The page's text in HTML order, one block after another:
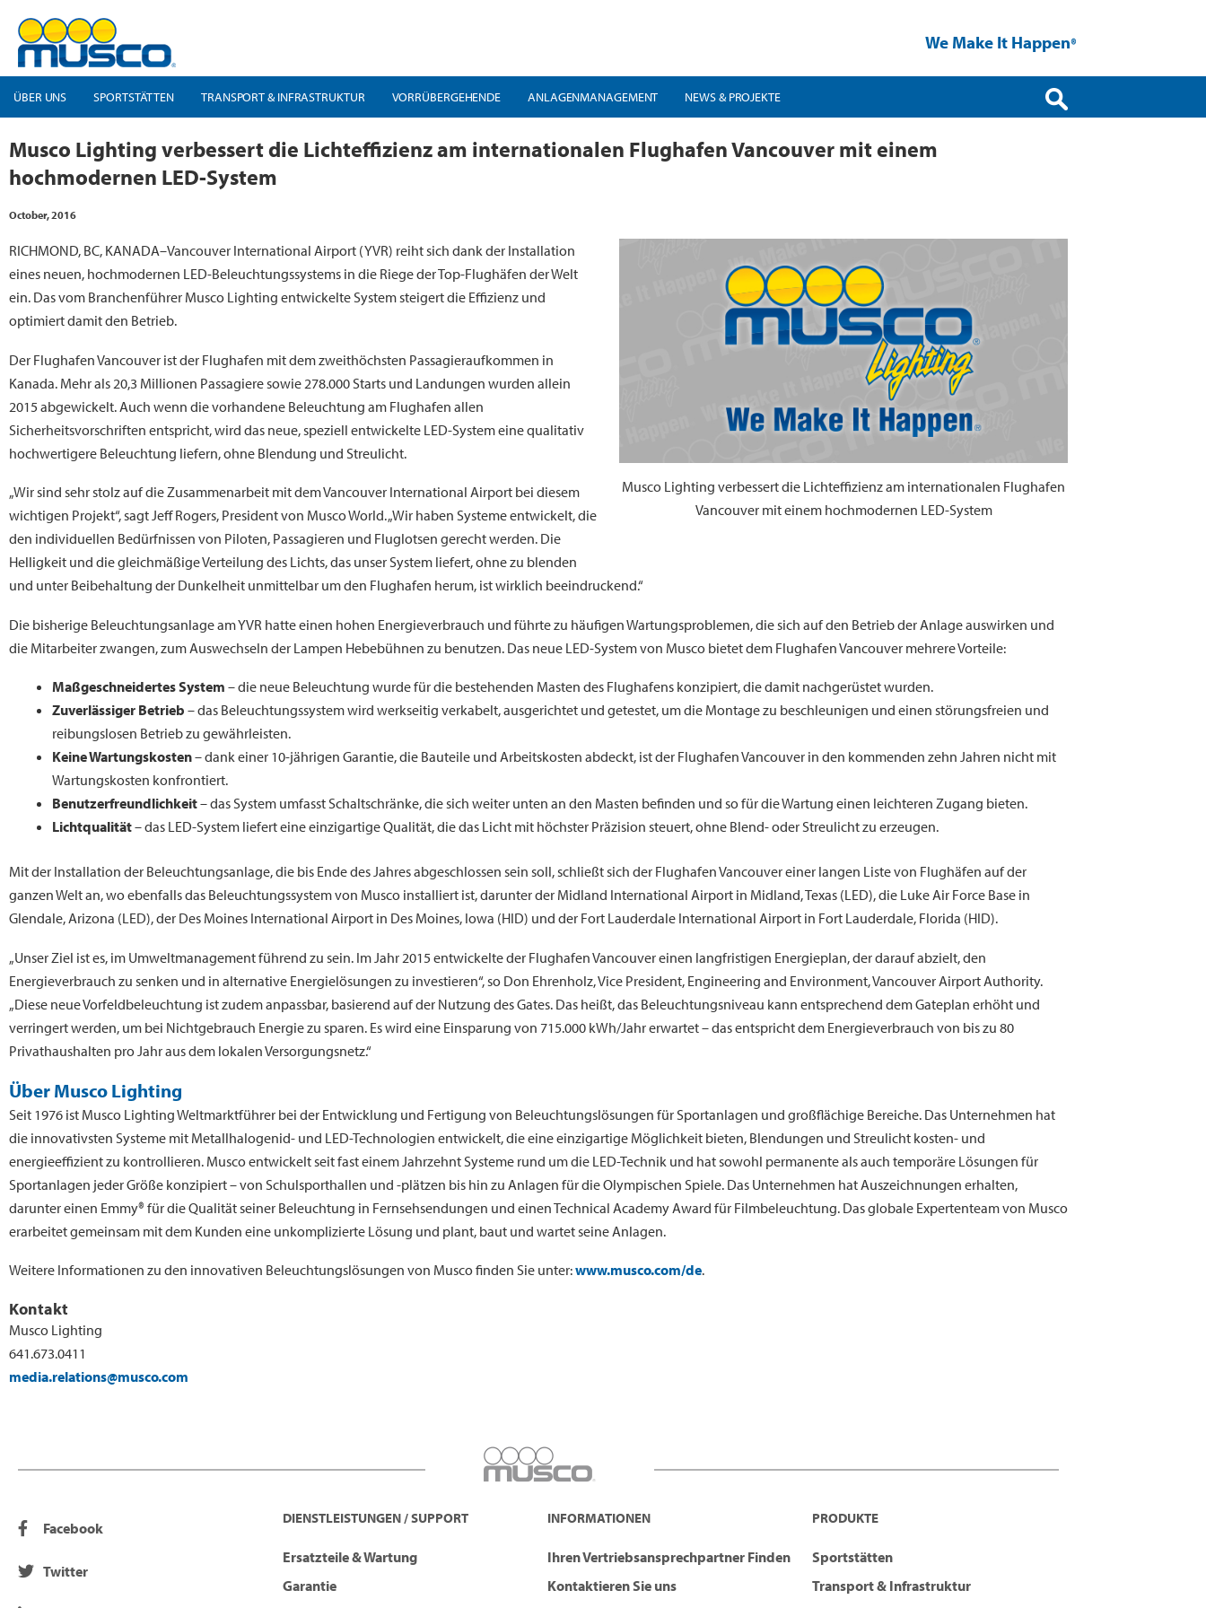
We Make It Happen®
ÜBER UNS SPORTSTÄTTEN TRANSPORT & INFRASTRUKTUR VORRÜBERGEHENDE ANLAGENMANAGEMENT NEWS & PROJEKTE
Musco Lighting verbessert die Lichteffizienz am internationalen Flughafen Vancouver mit einem
hochmodernen LED-System
October, 2016
Musco Lighting verbessert die Lichteffizienz am internationalen Flughafen
Vancouver mit einem hochmodernen LED-System
RICHMOND, BC, KANADA–Vancouver International Airport (YVR) reiht sich dank der Installation
eines neuen, hochmodernen LED-Beleuchtungssystems in die Riege der Top-Flughäfen der Welt
ein. Das vom Branchenführer Musco Lighting entwickelte System steigert die Effizienz und
optimiert damit den Betrieb.
Der Flughafen Vancouver ist der Flughafen mit dem zweithöchsten Passagieraufkommen in
Kanada. Mehr als 20,3 Millionen Passagiere sowie 278.000 Starts und Landungen wurden allein
2015 abgewickelt. Auch wenn die vorhandene Beleuchtung am Flughafen allen
Sicherheitsvorschriften entspricht, wird das neue, speziell entwickelte LED-System eine qualitativ
hochwertigere Beleuchtung liefern, ohne Blendung und Streulicht.
„Wir sind sehr stolz auf die Zusammenarbeit mit dem Vancouver International Airport bei diesem
wichtigen Projekt“, sagt Jeff Rogers, President von Musco World. „Wir haben Systeme entwickelt, die
den individuellen Bedürfnissen von Piloten, Passagieren und Fluglotsen gerecht werden. Die
Helligkeit und die gleichmäßige Verteilung des Lichts, das unser System liefert, ohne zu blenden
und unter Beibehaltung der Dunkelheit unmittelbar um den Flughafen herum, ist wirklich beeindruckend.“
Die bisherige Beleuchtungsanlage am YVR hatte einen hohen Energieverbrauch und führte zu häufigen Wartungsproblemen, die sich auf den Betrieb der Anlage auswirken und
die Mitarbeiter zwangen, zum Auswechseln der Lampen Hebebühnen zu benutzen. Das neue LED-System von Musco bietet dem Flughafen Vancouver mehrere Vorteile:
Maßgeschneidertes System – die neue Beleuchtung wurde für die bestehenden Masten des Flughafens konzipiert, die damit nachgerüstet wurden.
Zuverlässiger Betrieb – das Beleuchtungssystem wird werkseitig verkabelt, ausgerichtet und getestet, um die Montage zu beschleunigen und einen störungsfreien und
reibungslosen Betrieb zu gewährleisten.
Keine Wartungskosten– dank einer 10-jährigen Garantie, die Bauteile und Arbeitskosten abdeckt, ist der Flughafen Vancouver in den kommenden zehn Jahren nicht mit
Wartungskosten konfrontiert.
Benutzerfreundlichkeit– das System umfasst Schaltschränke, die sich weiter unten an den Masten befinden und so für die Wartung einen leichteren Zugang bieten.
Lichtqualität– das LED-System liefert eine einzigartige Qualität, die das Licht mit höchster Präzision steuert, ohne Blend- oder Streulicht zu erzeugen.
Mit der Installation der Beleuchtungsanlage, die bis Ende des Jahres abgeschlossen sein soll, schließt sich der Flughafen Vancouver einer langen Liste von Flughäfen auf der
ganzen Welt an, wo ebenfalls das Beleuchtungssystem von Musco installiert ist, darunter der Midland International Airport in Midland, Texas (LED), die Luke Air Force Base in
Glendale, Arizona (LED), der Des Moines International Airport in Des Moines, Iowa (HID) und der Fort Lauderdale International Airport in Fort Lauderdale, Florida (HID).
„Unser Ziel ist es, im Umweltmanagement führend zu sein. Im Jahr 2015 entwickelte der Flughafen Vancouver einen langfristigen Energieplan, der darauf abzielt, den
Energieverbrauch zu senken und in alternative Energielösungen zu investieren“, so Don Ehrenholz, Vice President, Engineering and Environment, Vancouver Airport Authority.
„Diese neue Vorfeldbeleuchtung ist zudem anpassbar, basierend auf der Nutzung des Gates. Das heißt, das Beleuchtungsniveau kann entsprechend dem Gateplan erhöht und
verringert werden, um bei Nichtgebrauch Energie zu sparen. Es wird eine Einsparung von 715.000 kWh/Jahr erwartet – das entspricht dem Energieverbrauch von bis zu 80
Privathaushalten pro Jahr aus dem lokalen Versorgungsnetz.“
Über Musco Lighting
Seit 1976 ist Musco Lighting Weltmarktführer bei der Entwicklung und Fertigung von Beleuchtungslösungen für Sportanlagen und großflächige Bereiche. Das Unternehmen hat
die innovativsten Systeme mit Metallhalogenid- und LED-Technologien entwickelt, die eine einzigartige Möglichkeit bieten, Blendungen und Streulicht kosten- und
energieeffizient zu kontrollieren. Musco entwickelt seit fast einem Jahrzehnt Systeme rund um die LED-Technik und hat sowohl permanente als auch temporäre Lösungen für
Sportanlagen jeder Größe konzipiert – von Schulsporthallen und -plätzen bis hin zu Anlagen für die Olympischen Spiele. Das Unternehmen hat Auszeichnungen erhalten,
darunter einen Emmy® für die Qualität seiner Beleuchtung in Fernsehsendungen und einen Technical Academy Award für Filmbeleuchtung. Das globale Expertenteam von Musco
erarbeitet gemeinsam mit dem Kunden eine unkomplizierte Lösung und plant, baut und wartet seine Anlagen.
Weitere Informationen zu den innovativen Beleuchtungslösungen von Musco finden Sie unter:www.musco.com/de.
Kontakt
Musco Lighting
641.673.0411
media.relations@musco.com
Facebook
Twitter
DIENSTLEISTUNGEN / SUPPORT
Ersatzteile & Wartung
Garantie
INFORMATIONEN
Ihren Vertriebsansprechpartner Finden
Kontaktieren Sie uns
PRODUKTE
Sportstätten
Transport & Infrastruktur